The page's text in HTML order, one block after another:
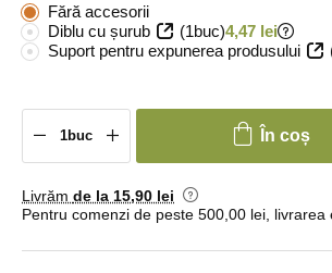
Fără accesorii
Diblu cu șurub
(1buc)4,47 lei
Suport pentru expunerea produsului
În coș
Livrăm de la 15,90 lei
Pentru comenzi de peste 500,00 lei, livrarea